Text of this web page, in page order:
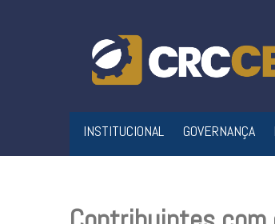
INSTITUCIONAL GOVERNANÇA